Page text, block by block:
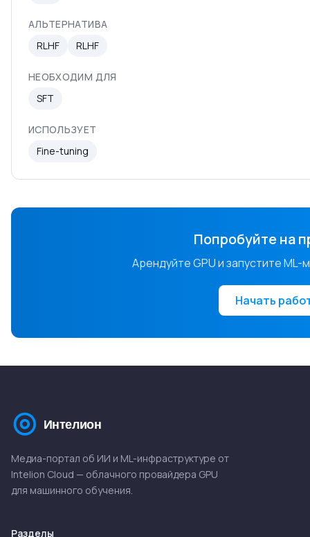
АЛЬТЕРНАТИВА
RLHF
RLHF
НЕОБХОДИМ ДЛЯ
SFT
ИСПОЛЬЗУЕТ
Fine-tuning
Попробуйте на
Арендуйте GPU и запустите ML-
Начать
Медиа-портал об ИИ и ML-инфраструктуре от
Intelion Cloud — облачного провайдера GPU
для машинного обучения.
Разделы